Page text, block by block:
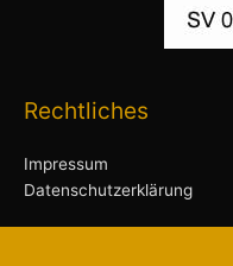
Rechtliches
Impressum
Datenschutzerklärung